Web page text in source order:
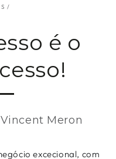
/
é o
Vincent Meron
excecional, com